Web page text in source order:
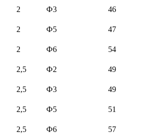
2 Ф3
46
2 Ф5
47
2 Ф6
54
2,5 Ф2
49
2,5 Ф3
49
2,5 Ф5
51
2,5 Ф6 57